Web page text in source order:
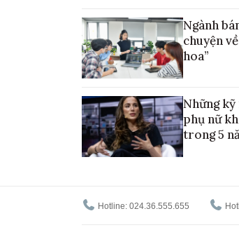
Ngành
chuyện
hoa”
Những kỹ
phụ nữ
trong 5
Hotline: 024.36.555.655